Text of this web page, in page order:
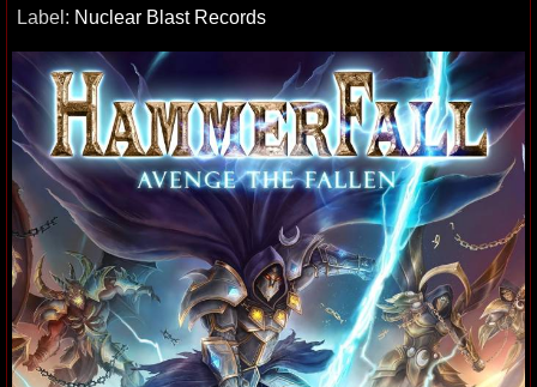
Label: Nuclear Blast Records